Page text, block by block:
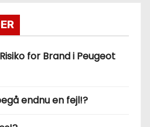
for Brand i Peugeot
endnu en fejl!?